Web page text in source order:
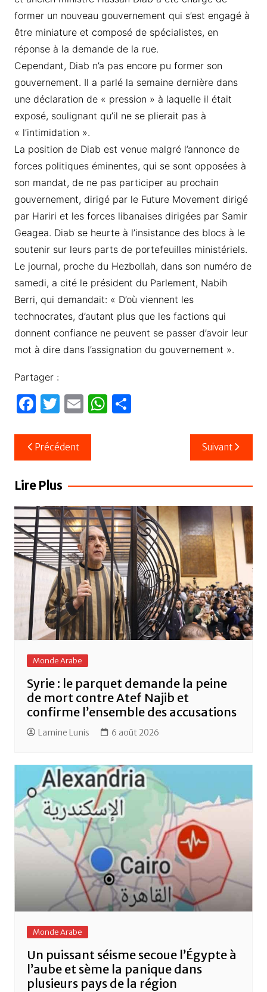
former un nouveau gouvernement qui s’est engagé à
être miniature et composé de spécialistes, en
réponse à la demande de la rue.
Cependant, Diab n’a pas encore pu former son
gouvernement. Il a parlé la semaine dernière dans
une déclaration de « pression » à laquelle il était
exposé, soulignant qu’il ne se plierait pas à
« l’intimidation ».
La position de Diab est venue malgré l’annonce de
forces politiques éminentes, qui se sont opposées à
son mandat, de ne pas participer au prochain
gouvernement, dirigé par le Future Movement dirigé
par Hariri et les forces libanaises dirigées par Samir
Geagea. Diab se heurte à l’insistance des blocs à le
soutenir sur leurs parts de portefeuilles ministériels.
Le journal, proche du Hezbollah, dans son numéro de
samedi, a cité le président du Parlement, Nabih
Berri, qui demandait: « D’où viennent les
technocrates, d’autant plus que les factions qui
donnent confiance ne peuvent se passer d’avoir leur
mot à dire dans l’assignation du gouvernement ».
Partager :
F
c
e
b
o
k
T
itt
er
E
ail
W
A
p
P
er
Navigation
de
l’article
Précédent Suivant
Lire Plus
Monde Arabe
Syrie : le parquet demande la peine
de mort contre Atef Najib et
confirme l’ensemble des accusations
Lamine Lunis 6 août 2026
Monde Arabe
Un puissant séisme secoue l’Égypte à
l’aube et sème la panique dans
plusieurs pays de la région